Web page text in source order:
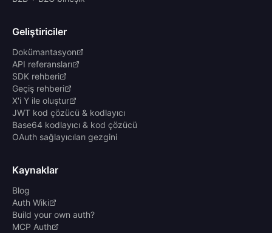
Geliştiriciler
Dokümantasyon
API referansları
SDK rehberi
Geçiş rehberi
X'i Y ile oluştur
JWT kod çözücü & kodlayıcı
Base64 kodlayıcı & kod çözücü
OAuth sağlayıcıları gezgini
Kaynaklar
Blog
Auth Wiki
Build your own auth?
MCP Auth